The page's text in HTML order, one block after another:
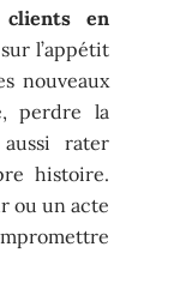
clients en
l’appétit
nouveaux
perdre la
rater
histoire.
ou un acte